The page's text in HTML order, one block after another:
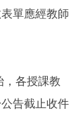
單應經教師
，各授課教
告截止收件